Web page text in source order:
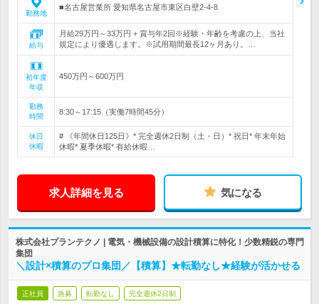
勤務地
■名古屋営業所 愛知県名古屋市東区白壁2-4-8
給与
月給29万円～33万円 + 賞与年2回※経験・年齢を考慮の上、当社
規定により優遇します。※試用期間最長12ヶ月あり。…
初年度
年収
450万円～600万円
勤務
時間
8:30～17:15（実働7時間45分）
休日
休暇
# 《年間休日125日》* 完全週休2日制（土・日）* 祝日* 年末年始
休暇* 夏季休暇* 有給休暇…
求人詳細を見る 気になる
株式会社プランテクノ | 電気・機械設備の設計積算に特化！少数精鋭の専門
集団
＼設計×積算のプロ集団／【積算】★転勤なし★経験が活かせる
正社員 急募 転勤なし 完全週休2日制